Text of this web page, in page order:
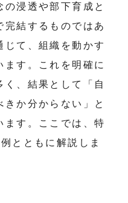
浸透や部下育成と
完結するものではあ
じて、組織を動かす
ます。これを明確に
、結果として「自
か分からない」と
ます。ここでは、特
とともに解説しま